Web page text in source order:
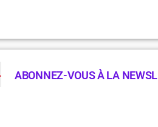
ABONNEZ-VOUS À LA